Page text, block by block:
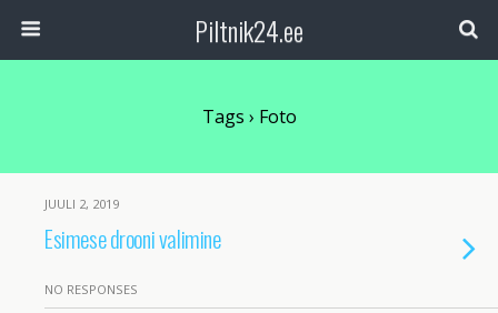
Piltnik24.ee
Tags › Foto
JUULI 2, 2019
Esimese drooni valimine
NO RESPONSES